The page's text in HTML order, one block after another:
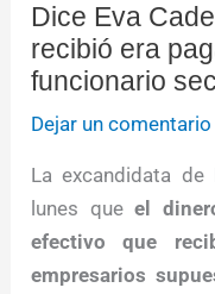
Dice Eva
recibió era
funcionario
Dejar un comentario
La excandidata de
lunes queel
efectivo que
empresarios